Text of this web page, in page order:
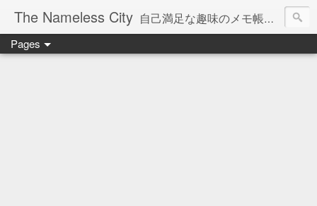
The Nameless City 自己満足な趣味のメモ帳です。現在欧州型H0鉄道模型をメインに書いています。
Pages